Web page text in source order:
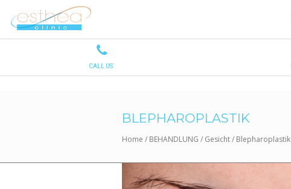
BLEPHAROPLASTIK
Home / BEHANDLUNG / Gesicht/ Blepharoplastik